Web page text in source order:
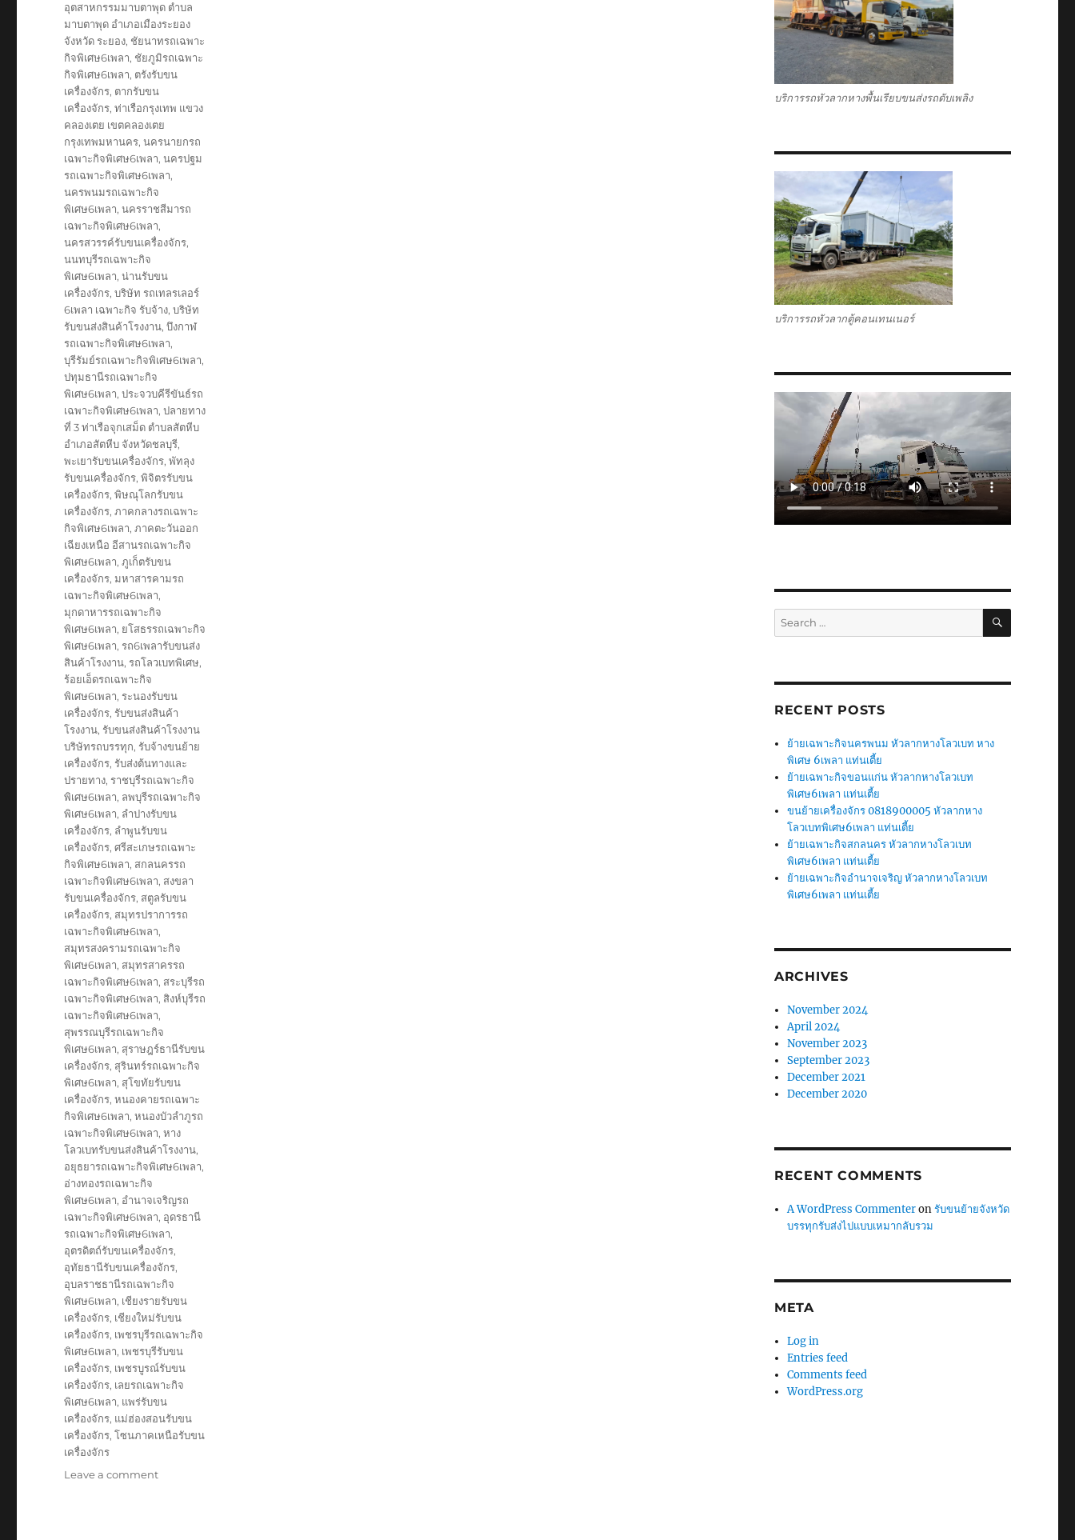
อุตสาหกรรมมาบตาพุด ตำบล
มาบตาพุด อำเภอเมืองระยอง
จังหวัด ระยอง, ชัยนาทรถเฉพาะ
กิจพิเศษ6เพลา, ชัยภูมิรถเฉพาะ
กิจพิเศษ6เพลา, ตรังรับขน
เครื่องจักร, ตากรับขน
เครื่องจักร,ท่าเรือกรุงเทพ แขวง
คลองเตย เขตคลองเตย
กรุงเทพมหานคร,นครนายกรถ
เฉพาะกิจพิเศษ6เพลา,นครปฐม
รถเฉพาะกิจพิเศษ6เพลา,
นครพนมรถเฉพาะกิจ
พิเศษ6เพลา,นครราชสีมารถ
เฉพาะกิจพิเศษ6เพลา,
นครสวรรค์รับขนเครื่องจักร,
นนทบุรีรถเฉพาะกิจ
พิเศษ6เพลา,น่านรับขน
เครื่องจักร,บริษัท รถเทลรเลอร์
6เพลา เฉพาะกิจ รับจ้าง,บริษัท
รับขนส่งสินค้าโรงงาน,บึงกาฬ
รถเฉพาะกิจพิเศษ6เพลา,
บุรีรัมย์รถเฉพาะกิจพิเศษ6เพลา,
ปทุมธานีรถเฉพาะกิจ
พิเศษ6เพลา,ประจวบคีรีขันธ์รถ
เฉพาะกิจพิเศษ6เพลา,ปลายทาง
ที่ 3 ท่าเรือจุกเสม็ด ตำบลสัตหีบ
อำเภอสัตหีบ จังหวัดชลบุรี,
พะเยารับขนเครื่องจักร,พัทลุง
รับขนเครื่องจักร,พิจิตรรับขน
เครื่องจักร,พิษณุโลกรับขน
เครื่องจักร,ภาคกลางรถเฉพาะ
กิจพิเศษ6เพลา,ภาคตะวันออก
เฉียงเหนือ อีสานรถเฉพาะกิจ
พิเศษ6เพลา,ภูเก็ตรับขน
เครื่องจักร,มหาสารคามรถ
เฉพาะกิจพิเศษ6เพลา,
มุกดาหารรถเฉพาะกิจ
พิเศษ6เพลา, ยโสธรรถเฉพาะกิจ
พิเศษ6เพลา,รถ6เพลารับขนส่ง
สินค้าโรงงาน,รถโลวเบทพิเศษ,
ร้อยเอ็ดรถเฉพาะกิจ
พิเศษ6เพลา,ระนองรับขน
เครื่องจักร,รับขนส่งสินค้า
โรงงาน,รับขนส่งสินค้าโรงงาน
บริษัทรถบรรทุก,รับจ้างขนย้าย
เครื่องจักร,รับส่งต้นทางและ
ปรายทาง,ราชบุรีรถเฉพาะกิจ
พิเศษ6เพลา, ลพบุรีรถเฉพาะกิจ
พิเศษ6เพลา, ลำปางรับขน
เครื่องจักร, ลำพูนรับขน
เครื่องจักร,ศรีสะเกษรถเฉพาะ
กิจพิเศษ6เพลา, สกลนครรถ
เฉพาะกิจพิเศษ6เพลา, สงขลา
รับขนเครื่องจักร, สตูลรับขน
เครื่องจักร, สมุทรปราการรถ
เฉพาะกิจพิเศษ6เพลา,
สมุทรสงครามรถเฉพาะกิจ
พิเศษ6เพลา, สมุทรสาครรถ
เฉพาะกิจพิเศษ6เพลา, สระบุรีรถ
เฉพาะกิจพิเศษ6เพลา, สิงห์บุรีรถ
เฉพาะกิจพิเศษ6เพลา,
สุพรรณบุรีรถเฉพาะกิจ
พิเศษ6เพลา, สุราษฎร์ธานีรับขน
เครื่องจักร, สุรินทร์รถเฉพาะกิจ
พิเศษ6เพลา, สุโขทัยรับขน
เครื่องจักร,หนองคายรถเฉพาะ
กิจพิเศษ6เพลา,หนองบัวลำภูรถ
เฉพาะกิจพิเศษ6เพลา,หาง
โลวเบทรับขนส่งสินค้าโรงงาน,
อยุธยารถเฉพาะกิจพิเศษ6เพลา,
อ่างทองรถเฉพาะกิจ
พิเศษ6เพลา, อำนาจเจริญรถ
เฉพาะกิจพิเศษ6เพลา, อุดรธานี
รถเฉพาะกิจพิเศษ6เพลา,
อุตรดิตถ์รับขนเครื่องจักร,
อุทัยธานีรับขนเครื่องจักร,
อุบลราชธานีรถเฉพาะกิจ
พิเศษ6เพลา, เชียงรายรับขน
เครื่องจักร, เชียงใหม่รับขน
เครื่องจักร, เพชรบุรีรถเฉพาะกิจ
พิเศษ6เพลา, เพชรบุรีรับขน
เครื่องจักร, เพชรบูรณ์รับขน
เครื่องจักร, เลยรถเฉพาะกิจ
พิเศษ6เพลา, แพร่รับขน
เครื่องจักร, แม่ฮ่องสอนรับขน
เครื่องจักร,โซนภาคเหนือรับขน
เครื่องจักร
Leave a commenton
บริการรถหัวลากหางพื้นเรียบขนส่งรถดับเพลิง
บริการรถหัวลากตู้คอนเทนเนอร์
Search
for:
SEARCH
RECENT POSTS
ย้ายเฉพาะกิจนครพนม หัวลากหางโลวเบท หาง
พิเศษ 6เพลา แท่นเตี้ย
ย้ายเฉพาะกิจขอนแก่น หัวลากหางโลวเบท
พิเศษ6เพลา แท่นเตี้ย
ขนย้ายเครื่องจักร 0818900005 หัวลากหาง
โลวเบทพิเศษ6เพลา แท่นเตี้ย
ย้ายเฉพาะกิจสกลนคร หัวลากหางโลวเบท
พิเศษ6เพลา แท่นเตี้ย
ย้ายเฉพาะกิจอำนาจเจริญ หัวลากหางโลวเบท
พิเศษ6เพลา แท่นเตี้ย
ARCHIVES
November 2024
April 2024
November 2023
September 2023
December 2021
December 2020
RECENT COMMENTS
A WordPress Commenteronรับขนย้ายจังหวัด
บรรทุกรับส่งไปแบบเหมากลับรวม
META
Log in
Entries feed
Comments feed
WordPress.org